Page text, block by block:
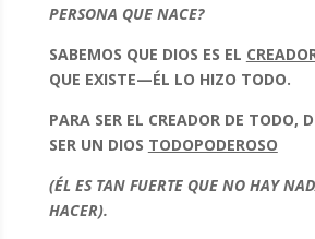
PERSONA QUE NACE?
SABEMOS QUE DIOS ES EL
QUE EXISTE—ÉL LO HIZO TODO.
PARA SER EL CREADOR DE TODO,
SER UN DIOS TODOPODEROSO
(ÉL ES TAN FUERTE QUE NO HAY
HACER).